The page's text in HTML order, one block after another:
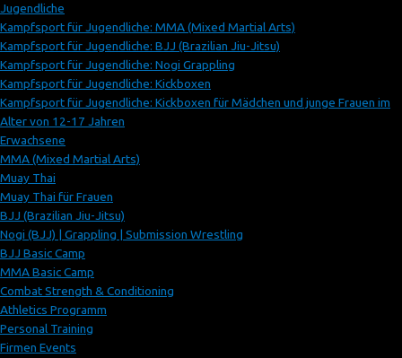
Jugendliche
Kampfsport für Jugendliche: MMA (Mixed Martial Arts)
Kampfsport für Jugendliche: BJJ (Brazilian Jiu-Jitsu)
Kampfsport für Jugendliche: Nogi Grappling
Kampfsport für Jugendliche: Kickboxen
Kampfsport für Jugendliche: Kickboxen für Mädchen und junge Frauen im
Alter von 12-17 Jahren
Erwachsene
MMA (Mixed Martial Arts)
Muay Thai
Muay Thai für Frauen
BJJ (Brazilian Jiu-Jitsu)
Nogi (BJJ) | Grappling | Submission Wrestling
BJJ Basic Camp
MMA Basic Camp
Combat Strength & Conditioning
Athletics Programm
Personal Training
Firmen Events